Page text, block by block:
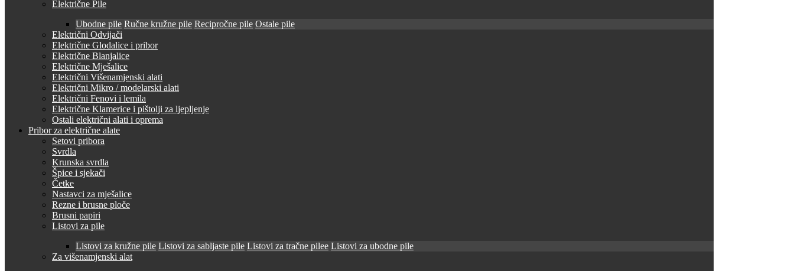
Električne Pile
Ubodne pile Ručne kružne pile Recipročne pile Ostale pile
Električni Odvijači
Električne Glodalice i pribor
Električne Blanjalice
Električne Mješalice
Električni Višenamjenski alati
Električni Mikro / modelarski alati
Električni Fenovi i lemila
Električne Klamerice i pištolji za ljepljenje
Ostali električni alati i oprema
Pribor za električne alate
Setovi pribora
Svrdla
Krunska svrdla
Špice i sjekači
Četke
Nastavci za mješalice
Rezne i brusne ploče
Brusni papiri
Listovi za pile
Listovi za kružne pile Listovi za sabljaste pile Listovi za tračne pilee Listovi za ubodne pile
Za višenamjenski alat